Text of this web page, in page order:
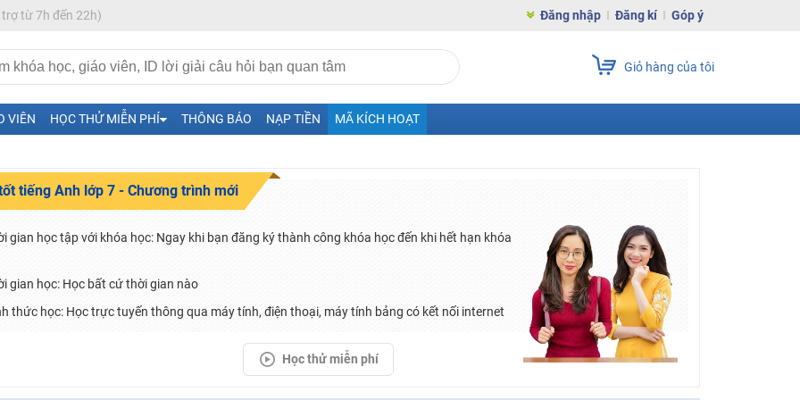
từ 7h đến 22h) Đăng nhập Đăng kí Góp ý
Giỏ hàng của tôi
VIÊN HỌC THỬ MIỄN PHÍ THÔNG BÁO NẠP TIỀN MÃ KÍCH HOẠT
ít nhất 25 điểm
(Từ 16-18/07/2025)
2018
viên giỏi và nổi tiếng
tiếng Anh lớp 7 - Chương trình mới
gian học tập với khóa học: Ngay khi bạn đăng ký thành công khóa học đến khi hết hạn khóa
gian học: Học bất cứ thời gian nào
thức học: Học trực tuyến thông qua máy tính, điện thoại, máy tính bảng có kết nối internet
Học thử miễn phí